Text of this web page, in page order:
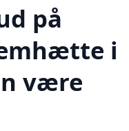
på
i
være